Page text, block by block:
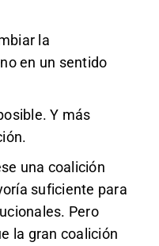
la
en un sentido
Y más
una coalición
suficiente para
Pero
la gran coalición